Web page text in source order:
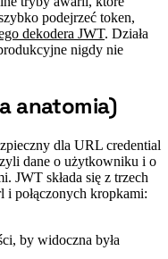
podejrzeć token,
dekodera JWT. Działa
nigdy nie
anatomia)
dla URL credential
dane o użytkowniku i o
JWT składa się z trzech
i połączonych kropkami:
by widoczna była